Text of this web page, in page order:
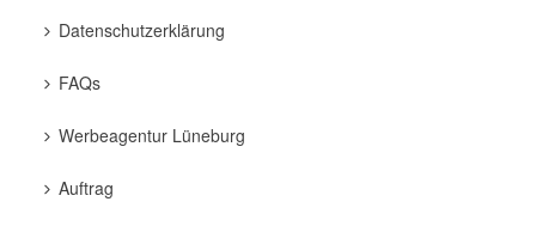
Datenschutzerklärung
FAQs
Werbeagentur Lüneburg
Auftrag